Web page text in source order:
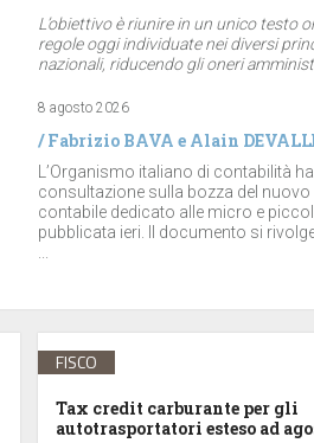
L’obiettivo è riunire in un unico testo
regole oggi individuate nei diversi
nazionali, riducendo gli oneri
8 agosto 2026
/Fabrizio BAVA e Alain
L’Organismo italiano di contabilità
consultazione sulla bozza del
contabile dedicato alle micro e
pubblicata ieri. Il documento si
...
FISCO
Tax credit carburante per gli
autotrasportatori esteso ad